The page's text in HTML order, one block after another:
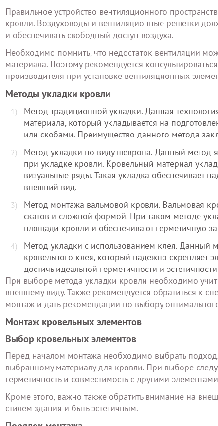
Правильное устройство вентиляционного
кровли. Воздуховоды и вентиляционные решетки
и обеспечивать свободный доступ воздуха.
Необходимо помнить, что недостаток вентиляции
материала. Поэтому рекомендуется
производителя при установке вентиляционных
Методы укладки кровли
Метод традиционной укладки. Данная
материала, который укладывается на
или скобами. Преимущество данного метода
Метод укладки по виду шеврона. Данный метод
при укладке кровли. Кровельный материал
визуальные ряды. Такая укладка обеспечивает
внешний вид.
Метод монтажа вальмовой кровли. Вальмовая
скатов и сложной формой. При таком методе
площади кровли и обеспечивают герметичную
Метод укладки с использованием клея. Данный
кровельного клея, который надежно скрепляет
достичь идеальной герметичности и
При выборе метода укладки кровли необходимо
внешнему виду. Также рекомендуется обратиться к
монтаж и дать рекомендации по выбору
Монтаж кровельных элементов
Выбор кровельных элементов
Перед началом монтажа необходимо выбрать
выбранному материалу для кровли. При выборе
герметичность и совместимость с другими
Кроме этого, важно также обратить внимание на
стилем здания и быть эстетичным.